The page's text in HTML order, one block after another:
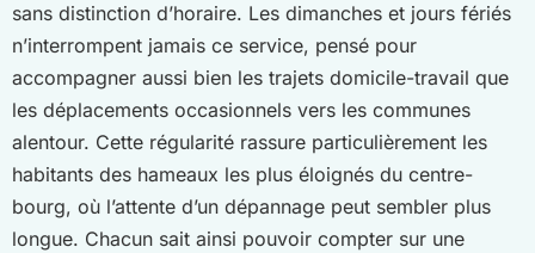
sans distinction d’horaire. Les dimanches et jours fériés
n’interrompent jamais ce service, pensé pour
accompagner aussi bien les trajets domicile-travail que
les déplacements occasionnels vers les communes
alentour. Cette régularité rassure particulièrement les
habitants des hameaux les plus éloignés du centre-
bourg, où l’attente d’un dépannage peut sembler plus
longue. Chacun sait ainsi pouvoir compter sur une